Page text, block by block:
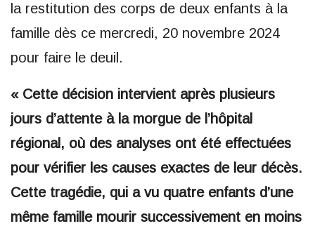
la restitution des corps de deux enfants à la
famille dès ce mercredi, 20 novembre 2024
pour faire le deuil.
« Cette décision intervient après plusieurs
jours d’attente à la morgue de l’hôpital
régional, où des analyses ont été effectuées
pour vérifier les causes exactes de leur décès.
Cette tragédie, qui a vu quatre enfants d’une
même famille mourir successivement en moins